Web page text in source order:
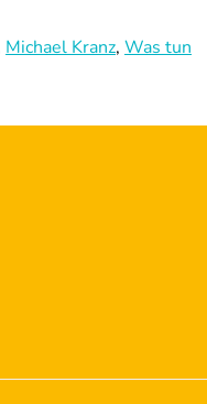
Michael Kranz, Was tun